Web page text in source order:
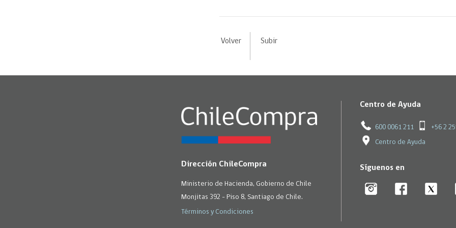
Volver Subir
Dirección ChileCompra
Ministerio de Hacienda, Gobierno de Chile
Monjitas 392 - Piso 8, Santiago de Chile.
Términos y Condiciones
Centro de Ayuda
600 0061 211 +56 2
Centro de Ayuda
Síguenos en